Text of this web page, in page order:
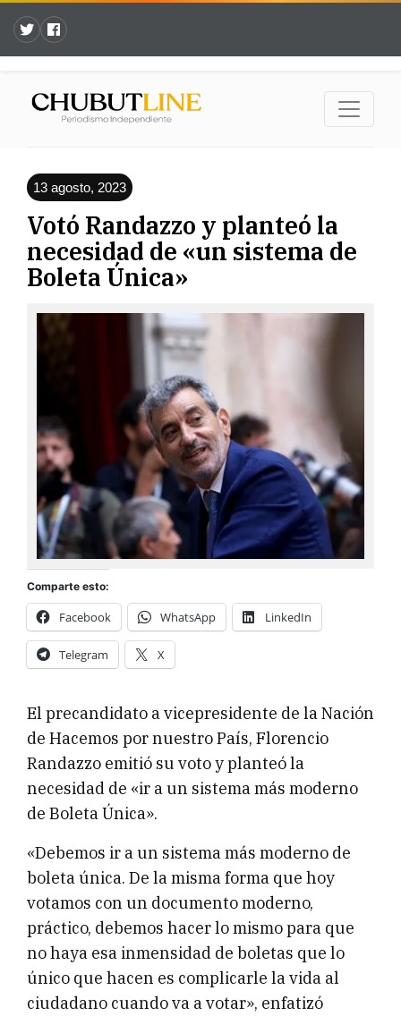
13 agosto, 2023
Votó Randazzo y planteó la
necesidad de «un sistema de
Boleta Única»
Comparte esto:
Facebook WhatsApp LinkedIn
Telegram X
El precandidato a vicepresidente de la Nación
de Hacemos por nuestro País, Florencio
Randazzo emitió su voto y planteó la
necesidad de «ir a un sistema más moderno
de Boleta Única».
«Debemos ir a un sistema más moderno de
boleta única. De la misma forma que hoy
votamos con un documento moderno,
práctico, debemos hacer lo mismo para que
no haya esa inmensidad de boletas que lo
único que hacen es complicarle la vida al
ciudadano cuando va a votar», enfatizó